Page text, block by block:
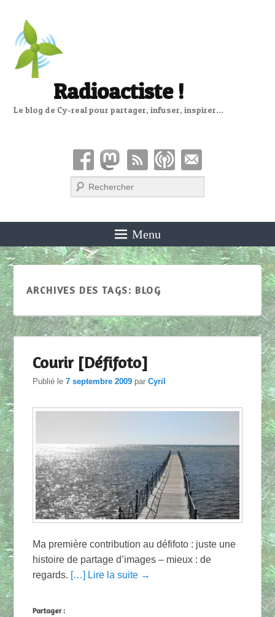
Radioactiste !
Le blog de Cy-real pour partager, infuser, inspirer…
Recherche
Menu
ARCHIVES DES TAGS: BLOG
Courir [Défifoto]
Publié le7 septembre 2009 parCyril
Ma première contribution au défifoto : juste une
histoire de partage d’images – mieux : de
regards. […] Lire la suite →
Partager :